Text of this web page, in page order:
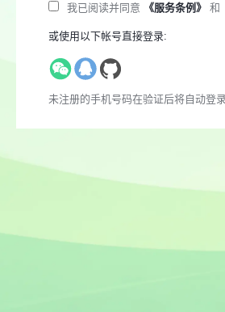
我已阅读并同意 《服务条例》 和
或使用以下帐号直接登录:
未注册的手机号码在验证后将自动登录